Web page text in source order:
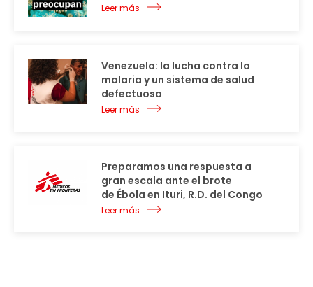
Leer más
Venezuela: la lucha contra la
malaria y un sistema de salud
defectuoso
Leer más
Preparamos una respuesta a
gran escala ante el brote
de Ébola en Ituri, R.D. del Congo
Leer más